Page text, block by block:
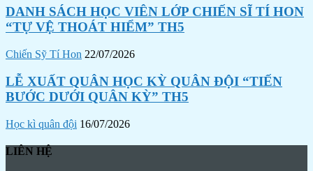
DANH SÁCH HỌC VIÊN LỚP CHIẾN SĨ TÍ HON
“TỰ VỆ THOÁT HIỂM” TH5
Chiến Sỹ Tí Hon 22/07/2026
LỄ XUẤT QUÂN HỌC KỲ QUÂN ĐỘI “TIẾN
BƯỚC DƯỚI QUÂN KỲ” TH5
Học kì quân đội 16/07/2026
LIÊN HỆ